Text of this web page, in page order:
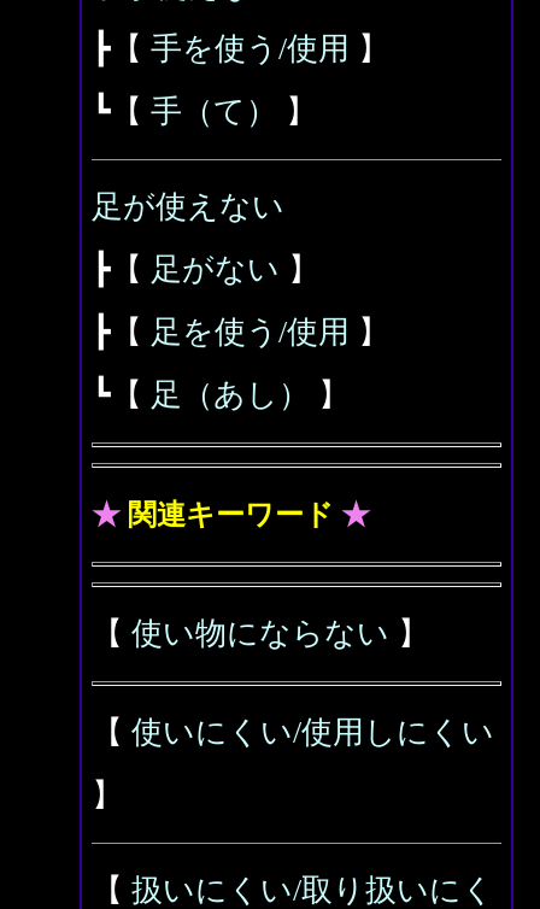
┣【 手を使う/使用 】
┗【 手（て） 】
足が使えない
┣【 足がない 】
┣【 足を使う/使用 】
┗【 足（あし） 】
★ 関連キーワード ★
【 使い物にならない 】
【 使いにくい/使用しにくい
】
【 扱いにくい/取り扱いにく